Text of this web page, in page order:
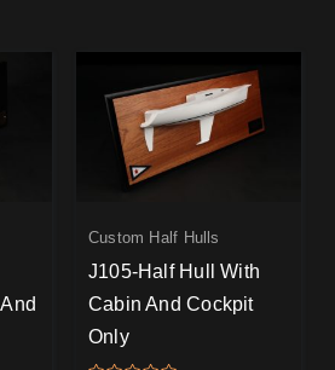
Custom Half Hulls
J105-Half Hull With
Cabin And Cockpit
Only